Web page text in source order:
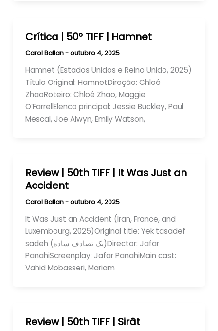
Crítica | 50º TIFF | Hamnet
Carol Ballan-outubro 4, 2025
Hamnet (Estados Unidos e Reino Unido, 2025)
Título Original: HamnetDireção: Chloé
ZhaoRoteiro: Chloé Zhao, Maggie
O’FarrellElenco principal: Jessie Buckley, Paul
Mescal, Joe Alwyn, Emily Watson,
Review | 50th TIFF | It Was Just an
Accident
Carol Ballan-outubro 4, 2025
It Was Just an Accident (Iran, France, and
Luxembourg, 2025)Original title: Yek tasadef
sadeh (یک تصادف ساده)Director: Jafar
PanahiScreenplay: Jafar PanahiMain cast:
Vahid Mobasseri, Mariam
Review | 50th TIFF | Sirât